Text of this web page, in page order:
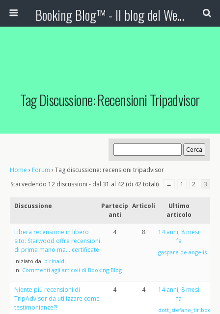
Booking Blog™ - Il blog del Web Marketing Turistico
Tag Discussione: Recensioni Tripadvisor
Home › Forum › Tag discussione: recensioni tripadvisor
Stai vedendo 12 discussioni - dal 31 al 42 (di 42 totali)
← 1 2 3
Discussione
Partecip
anti
Articoli
Ultimo
articolo
Libera recensione in libero
sito: Starwood offre recensioni
di prima mano ma… certificate
Iniziato da: b.rinaldi
in: Commenti agli articoli di Booking Blog
4 8
14 anni, 8 mesi
fa
gaspare de angelis
Niente più recensioni di
TripAdvisor da utilizzare come
testimonianze?!
4 4
14 anni, 8 mesi
fa
dott_stefano_tiribocchi